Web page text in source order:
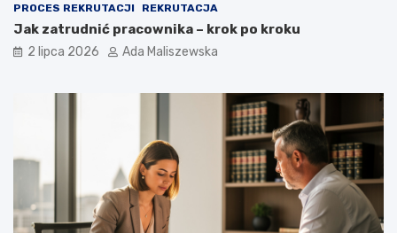
PROCES REKRUTACJI REKRUTACJA
Jak zatrudnić pracownika – krok po kroku
2 lipca 2026 Ada Maliszewska